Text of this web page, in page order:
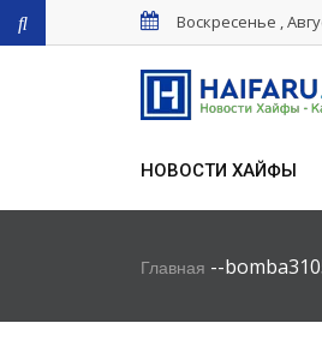
Воскресенье ,
НОВОСТИ ХАЙФЫ
Главная --